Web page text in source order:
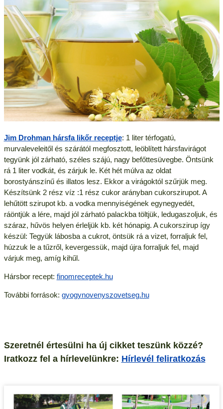
Jim Drohman hársfa likőr receptje: 1 liter térfogatú,
murvaleveleitől és szárától megfosztott, leöblített hársfavirágot
tegyünk jól zárható, széles szájú, nagy befőttesüvegbe. Öntsünk
rá 1 liter vodkát, és zárjuk le. Két hét múlva az oldat
borostyánszínű és illatos lesz. Ekkor a virágoktól szűrjük meg.
Készítsünk 2 rész víz :1 rész cukor arányban cukorszirupot. A
lehűtött szirupot kb. a vodka mennyiségének egynegyedét,
ráöntjük a lére, majd jól zárható palackba töltjük, ledugaszoljuk, és
száraz, hűvös helyen érleljük kb. két hónapig. A cukorszirup így
készül: Tegyük lábosba a cukrot, öntsük rá a vizet, forraljuk fel,
húzzuk le a tűzről, kevergessük, majd újra forraljuk fel, majd
várjuk meg, amíg kihűl.
Hársbor recept: finomreceptek.hu
További források: gyogynovenyszovetseg.hu
Szeretnél értesülni ha új cikket teszünk közzé?
Iratkozz fel a hírlevelünkre: Hírlevél feliratkozás